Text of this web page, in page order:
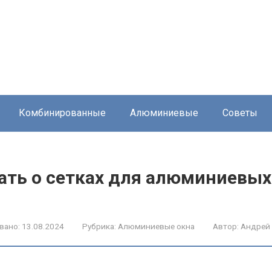
Комбинированные Алюминиевые Советы
о сетках для алюминиевых
13.08.2024 Рубрика: Алюминиевые окна Автор: Андрей